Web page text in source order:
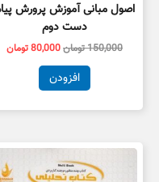
اصول مبانی آموزش پرورش
دست دوم
150,000تومان80,000تومان
افزودن